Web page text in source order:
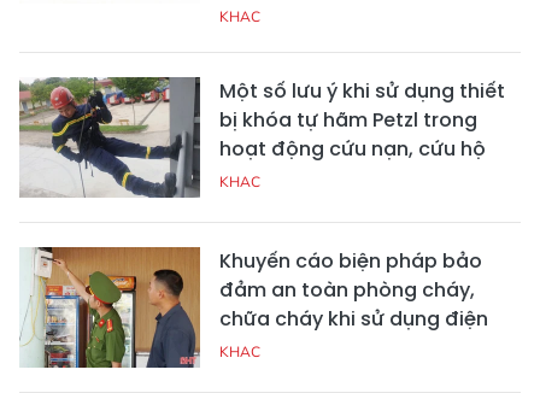
KHAC
Một số lưu ý khi sử dụng thiết
bị khóa tự hãm Petzl trong
hoạt động cứu nạn, cứu hộ
KHAC
Khuyến cáo biện pháp bảo
đảm an toàn phòng cháy,
chữa cháy khi sử dụng điện
KHAC